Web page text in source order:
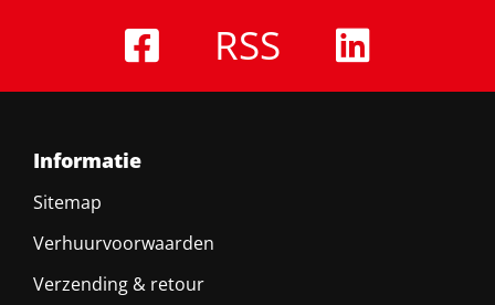
RSS
Informatie
Sitemap
Verhuurvoorwaarden
Verzending & retour